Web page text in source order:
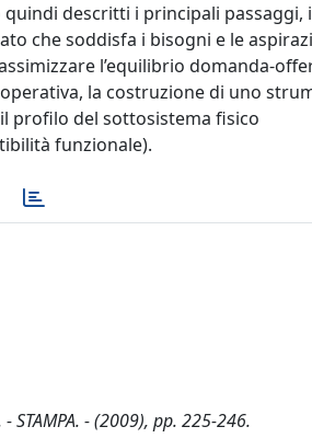
descritti i principali passaggi,
che soddisfa i bisogni e le
l’equilibrio domanda-
la costruzione di uno
profilo del sottosistema fisico
funzionale).
- (2009), pp. 225-246.